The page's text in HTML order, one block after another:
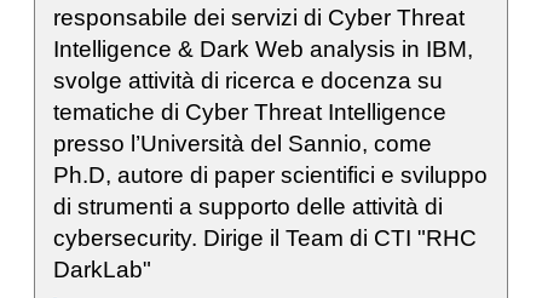
responsabile dei servizi di Cyber Threat
Intelligence & Dark Web analysis in IBM,
svolge attività di ricerca e docenza su
tematiche di Cyber Threat Intelligence
presso l’Università del Sannio, come
Ph.D, autore di paper scientifici e sviluppo
di strumenti a supporto delle attività di
cybersecurity. Dirige il Team di CTI "RHC
DarkLab"